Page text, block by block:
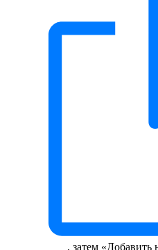
, затем «Добавить